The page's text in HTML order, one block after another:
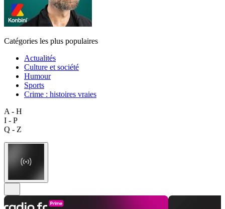
Catégories les plus populaires
Actualités
Culture et société
Humour
Sports
Crime : histoires vraies
A - H
I - P
Q - Z